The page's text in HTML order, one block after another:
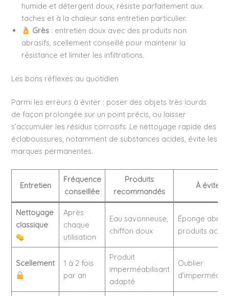
humide et détergent doux, résiste parfaitement aux
taches et à la chaleur sans entretien particulier.
Grès : entretien doux avec des produits non
abrasifs, scellement conseillé pour maintenir la
résistance et limiter les infiltrations.
Les bons réflexes au quotidien
Parmi les erreurs à éviter : poser des objets très lourds
de façon prolongée sur un point précis, ou laisser
s’accumuler les résidus corrosifs. Le nettoyage rapide des
éclaboussures, notamment de substances acides, évite les
marques permanentes.
Entretien
Fréquence
conseillée
Produits
recommandés
À éviter
Nettoyage
classique
Après
chaque
utilisation
Eau savonneuse,
chiffon doux
Éponge
produits
Scellement
1 à 2 fois
par an
Produit
imperméabilisant
adapté
Oublier